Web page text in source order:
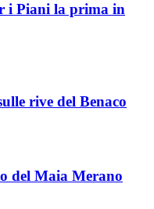
i Piani la prima in
rive del Benaco
del Maia Merano